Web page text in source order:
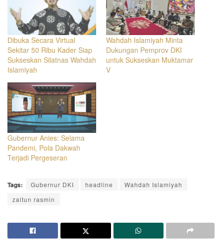
Dibuka Secara Virtual
Sekitar 50 Ribu Kader Siap
Sukseskan Silatnas Wahdah
Islamiyah
Wahdah Islamiyah Minta
Dukungan Pemprov DKI
untuk Sukseskan Muktamar
V
Gubernur Anies: Selama
Pandemi, Pola Dakwah
Terjadi Pergeseran
Tags: Gubernur DKI headline
Wahdah Islamiyah
zaitun rasmin